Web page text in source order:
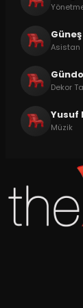
Asistan
Dekor
Yusuf
Müzik